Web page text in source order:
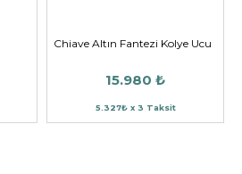
Chiave Altın Fantezi Kolye Ucu
15.980 ₺
5.327₺ x 3 Taksit